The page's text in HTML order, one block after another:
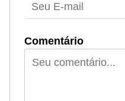
Comentário